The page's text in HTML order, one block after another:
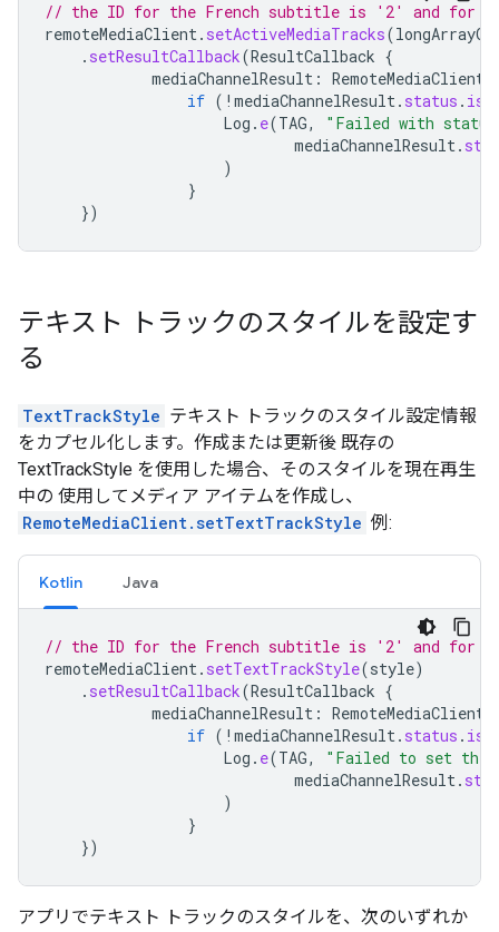
// the ID for the French subtitle is '2' and for
remoteMediaClient. setActiveMediaTracks(longArrayOf
. setResultCallback(ResultCallback {
mediaChannelResult : RemoteMediaClient
if ( ! mediaChannelResult. status .
Log . e(TAG,
"Failed with
mediaChannelResult.
)
}
})
テキスト トラックのスタイルを設定す
る
TextTrackStyle テキスト トラックのスタイル設定情報
をカプセル化します。作成または更新後 既存の
TextTrackStyle を使用した場合、そのスタイルを現在再生
中の 使用してメディア アイテムを作成し、
RemoteMediaClient.setTextTrackStyle 例:
Kotlin Java
// the ID for the French subtitle is '2' and for
remoteMediaClient. setTextTrackStyle(style)
. setResultCallback(ResultCallback {
mediaChannelResult : RemoteMediaClient
if ( ! mediaChannelResult. status .
Log . e(TAG,
"Failed to set the
mediaChannelResult.
)
}
})
アプリでテキスト トラックのスタイルを、次のいずれか